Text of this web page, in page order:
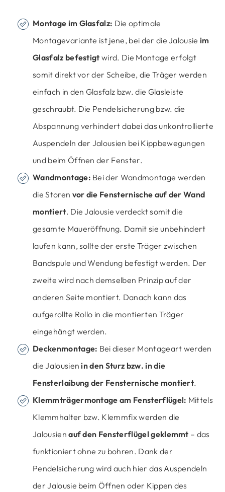
Montage im Glasfalz: Die optimale
Montagevariante ist jene, bei der die Jalousieim
Glasfalz befestigt wird. Die Montage erfolgt
somit direkt vor der Scheibe, die Träger werden
einfach in den Glasfalz bzw. die Glasleiste
geschraubt. Die Pendelsicherung bzw. die
Abspannung verhindert dabei das unkontrollierte
Auspendeln der Jalousien bei Kippbewegungen
und beim Öffnen der Fenster.
Wandmontage: Bei der Wandmontage werden
die Storen vor die Fensternische auf der Wand
montiert. Die Jalousie verdeckt somit die
gesamte Maueröffnung. Damit sie unbehindert
laufen kann, sollte der erste Träger zwischen
Bandspule und Wendung befestigt werden. Der
zweite wird nach demselben Prinzip auf der
anderen Seite montiert. Danach kann das
aufgerollte Rollo in die montierten Träger
eingehängt werden.
Deckenmontage: Bei dieser Montageart werden
die Jalousienin den Sturz bzw. in die
Fensterlaibung der Fensternische montiert.
Klemmträgermontage am Fensterflügel: Mittels
Klemmhalter bzw. Klemmfix werden die
Jalousienauf den Fensterflügel geklemmt – das
funktioniert ohne zu bohren. Dank der
Pendelsicherung wird auch hier das Auspendeln
der Jalousie beim Öffnen oder Kippen des